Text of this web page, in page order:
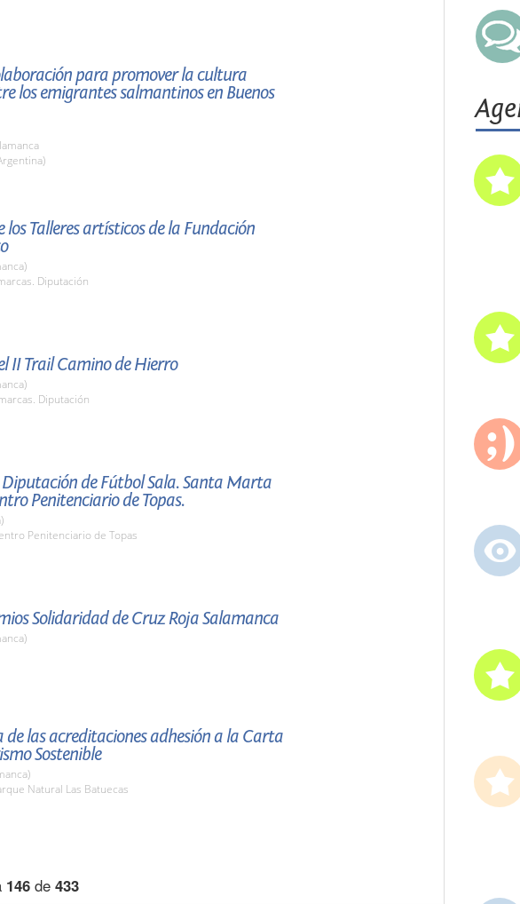
para promover la cultura
los emigrantes salmantinos en Buenos
los Talleres artísticos de la Fundación
Diputación
II Trail Camino de Hierro
Diputación
Diputación de Fútbol Sala. Santa Marta
Penitenciario de Topas.
Penitenciario de Topas
Solidaridad de Cruz Roja Salamanca
de las acreditaciones adhesión a la Carta
Sostenible
Natural Las Batuecas
146de 433